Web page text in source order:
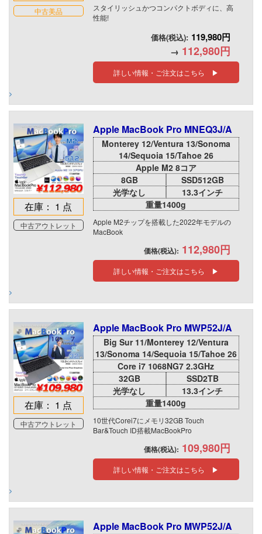
中古美品
スタイリッシュかつコンパクトボディに、高
性能!
価格(税込): 119,980円
→ 112,980円
詳しい情報・ご注文はこちら ▶
在庫： 1 点
中古アウトレット
Apple MacBook Pro MNEQ3J/A
Monterey 12/Ventura 13/Sonoma
14/Sequoia 15/Tahoe 26
Apple M2 8コア
8GB
SSD512GB
光学なし
13.3インチ
重量1400g
Apple M2チップを搭載した2022年モデルの
MacBook
価格(税込): 112,980円
詳しい情報・ご注文はこちら ▶
在庫： 1 点
中古アウトレット
Apple MacBook Pro MWP52J/A
Big Sur 11/Monterey 12/Ventura
13/Sonoma 14/Sequoia 15/Tahoe 26
Core i7 1068NG7 2.3GHz
32GB
SSD2TB
光学なし
13.3インチ
重量1400g
10世代Corei7にメモリ32GB Touch
Bar&Touch ID搭載MacBookPro
価格(税込): 109,980円
詳しい情報・ご注文はこちら ▶
Apple MacBook Pro MWP52J/A